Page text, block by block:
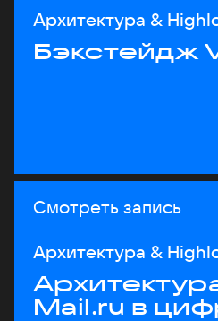
Архитектура &
Бэкстейдж
Смотреть запись
Архитектура &
Mail.ru в